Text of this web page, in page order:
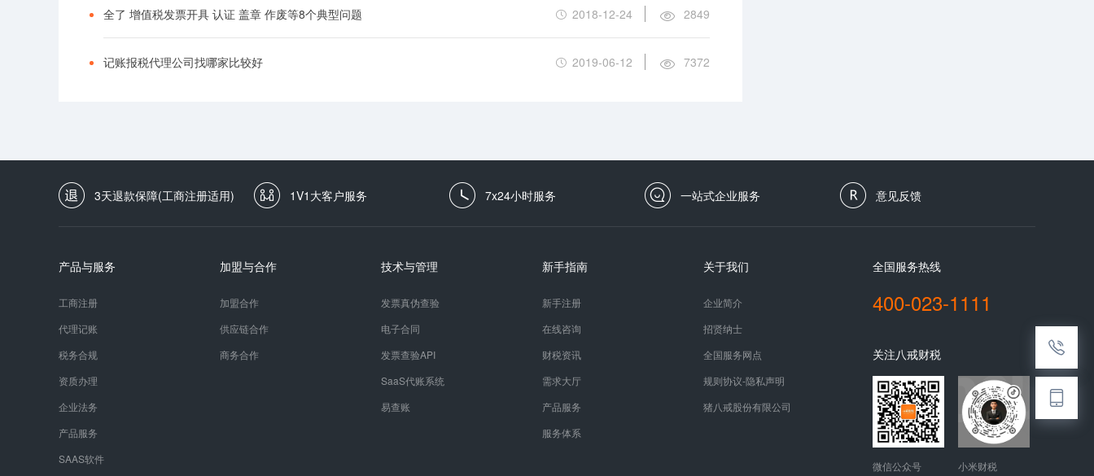
全了 增值税发票开具 认证 盖章 作废等8个典型问题 2018-12-24 2849
记账报税代理公司找哪家比较好 2019-06-12 7372
3天退款保障(工商注册适用) 1V1大客户服务 7x24小时服务 一站式企业服务 意见反馈
产品与服务
工商注册
代理记账
税务合规
资质办理
企业法务
产品服务
SAAS软件
加盟与合作
加盟合作
供应链合作
商务合作
技术与管理
发票真伪查验
电子合同
发票查验API
SaaS代账系统
易查账
新手指南
新手注册
在线咨询
财税资讯
需求大厅
产品服务
服务体系
关于我们
企业简介
招贤纳士
全国服务网点
规则协议-隐私声明
猪八戒股份有限公司
全国服务热线
400-023-1111
关注八戒财税
微信公众号 小米财税